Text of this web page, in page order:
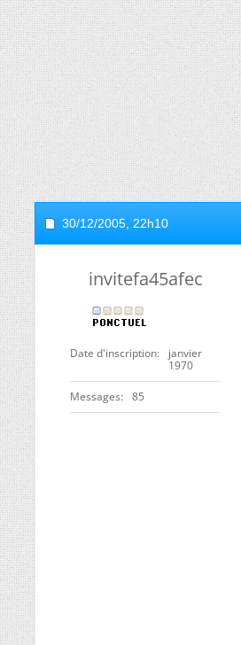
30/12/2005, 22h10
invitefa45afec
Date d'inscription
janvier
1970
Messages 85